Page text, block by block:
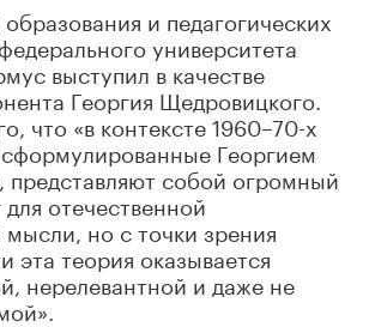
и педагогических
университета
выступил в качестве
Георгия Щедровицкого.
что «в контексте 1960–70-х
Георгием
собой огромный
отечественной
но с точки зрения
эта теория оказывается
нерелевантной и даже не